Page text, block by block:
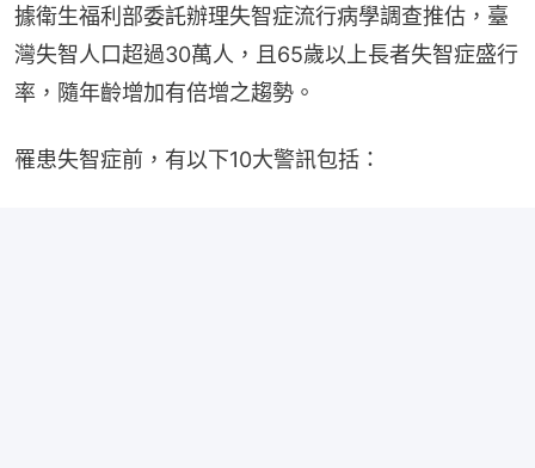
據衛生福利部委託辦理失智症流行病學調查推估，臺
灣失智人口超過30萬人，且65歲以上長者失智症盛行
率，隨年齡增加有倍增之趨勢。
罹患失智症前，有以下10大警訊包括：